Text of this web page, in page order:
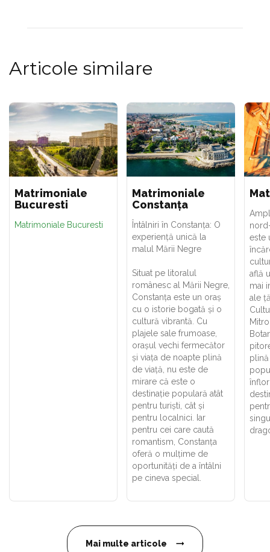
Articole similare
Matrimoniale
Bucuresti
Matrimoniale Bucuresti
Matrimoniale
Constanța
Întâlniri în Constanța: O
experiență unică la
malul Mării Negre
Situat pe litoralul
românesc al Mării Negre,
Constanța este un oraș
cu o istorie bogată și o
cultură vibrantă. Cu
plajele sale frumoase,
orașul vechi fermecător
și viața de noapte plină
de viață, nu este de
mirare că este o
destinație populară atât
pentru turiști, cât și
pentru localnici. Iar
pentru cei care caută
romantism, Constanța
oferă o mulțime de
oportunități de a întâlni
pe cineva special.
este
află
mai
ale
Mai multe articole